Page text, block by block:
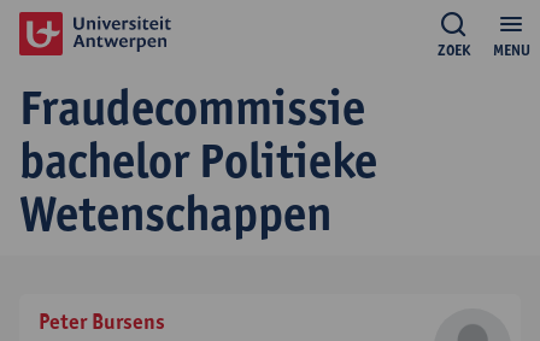
MENU
ZOEK
Fraudecommissie
bachelor Politieke
Wetenschappen
Peter Bursens